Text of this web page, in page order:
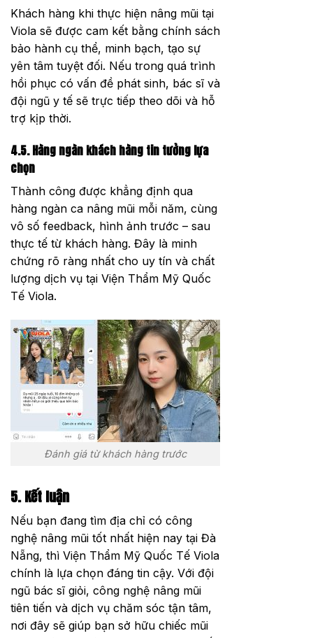
Khách hàng khi thực hiện nâng mũi tại
Viola sẽ được cam kết bằng chính sách
bảo hành cụ thể, minh bạch, tạo sự
yên tâm tuyệt đối. Nếu trong quá trình
hồi phục có vấn đề phát sinh, bác sĩ và
đội ngũ y tế sẽ trực tiếp theo dõi và hỗ
trợ kịp thời.
4.5. Hàng ngàn khách hàng tin tưởng lựa
chọn
Thành công được khẳng định qua
hàng ngàn ca nâng mũi mỗi năm, cùng
vô số feedback, hình ảnh trước – sau
thực tế từ khách hàng. Đây là minh
chứng rõ ràng nhất cho uy tín và chất
lượng dịch vụ tại Viện Thẩm Mỹ Quốc
Tế Viola.
Đánh giá từ khách hàng trước
5. Kết luận
Nếu bạn đang tìm địa chỉ có công
nghệ nâng mũi tốt nhất hiện nay tại Đà
Nẵng, thì Viện Thẩm Mỹ Quốc Tế Viola
chính là lựa chọn đáng tin cậy. Với đội
ngũ bác sĩ giỏi, công nghệ nâng mũi
tiên tiến và dịch vụ chăm sóc tận tâm,
nơi đây sẽ giúp bạn sở hữu chiếc mũi